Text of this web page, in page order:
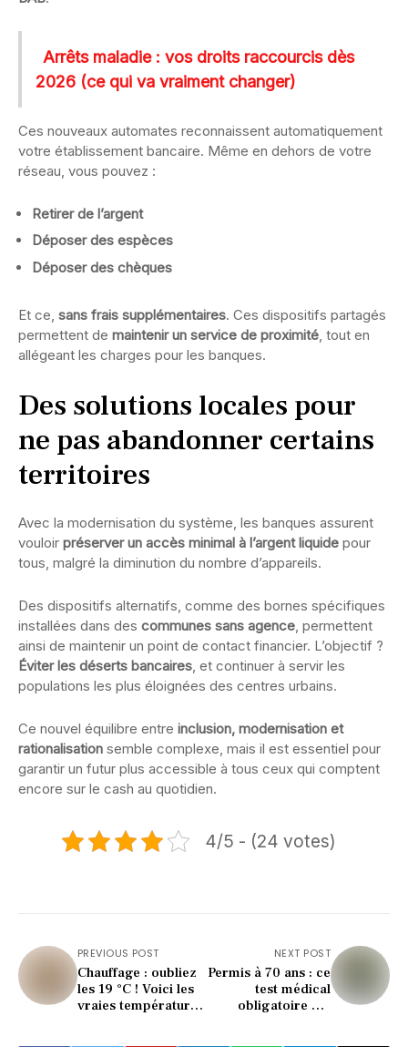
Arrêts maladie : vos droits raccourcis dès
2026 (ce qui va vraiment changer)
Ces nouveaux automates reconnaissent automatiquement
votre établissement bancaire. Même en dehors de votre
réseau, vous pouvez :
Retirer de l’argent
Déposer des espèces
Déposer des chèques
Et ce, sans frais supplémentaires. Ces dispositifs partagés
permettent de maintenir un service de proximité , tout en
allégeant les charges pour les banques.
Des solutions locales pour
ne pas abandonner certains
territoires
Avec la modernisation du système, les banques assurent
vouloir préserver un accès minimal à l’argent liquide pour
tous, malgré la diminution du nombre d’appareils.
Des dispositifs alternatifs, comme des bornes spécifiques
installées dans des communes sans agence , permettent
ainsi de maintenir un point de contact financier. L’objectif ?
Éviter les déserts bancaires , et continuer à servir les
populations les plus éloignées des centres urbains.
Ce nouvel équilibre entre inclusion, modernisation et
rationalisation semble complexe, mais il est essentiel pour
garantir un futur plus accessible à tous ceux qui comptent
encore sur le cash au quotidien.
4/5 - (24 votes)
PREVIOUS POST
Chauffage : oubliez
les 19 °C ! Voici les
vraies températures
NEXT POST
Permis à 70 ans : ce
test médical
obligatoire qui